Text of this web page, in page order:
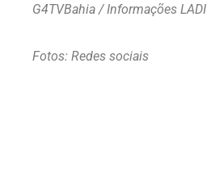
G4TVBahia / Informações LADI
Fotos: Redes sociais